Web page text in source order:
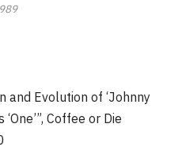
and Evolution of ‘Johnny
Coffee or Die